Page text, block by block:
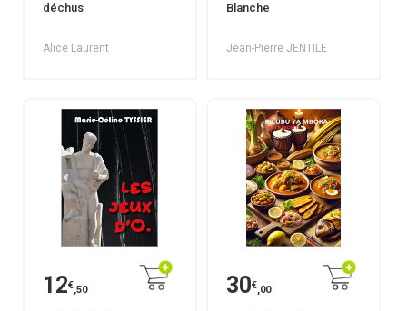
déchus
Alice Laurent
Blanche
Jean-Pierre JENTILE
12€,50 30€,00